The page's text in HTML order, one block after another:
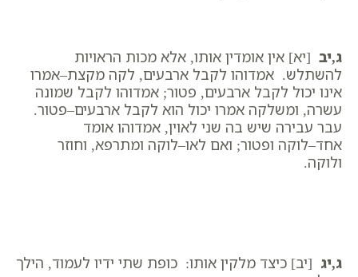
ג,יב [יא] אין אומדין אותו, אלא מכות הראויות
להשתלש. אמדוהו לקבל ארבעים, לקה מקצת–אמרו
אינו יכול לקבל ארבעים, פטור; אמדוהו לקבל שמונה
עשרה, ומשלקה אמרו יכול הוא לקבל ארבעים–פטור.
עבר עבירה שיש בה שני לאוין, אמדוהו אומד
אחד–לוקה ופטור; ואם לאו–לוקה ומתרפא, וחוזר
ולוקה.
ג,יג [יב] כיצד מלקין אותו: כופת שתי ידיו לעמוד, הילך